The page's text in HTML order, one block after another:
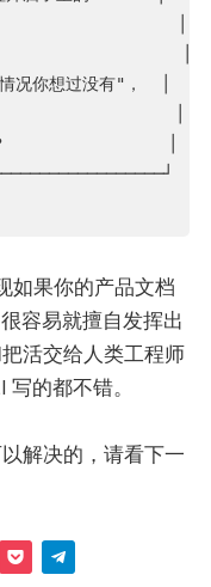
│
况你想过没有"，  │
│
│
如果你的产品文档
容易就擅自发挥出
活交给人类工程师
的都不错。
解决的，请看下一